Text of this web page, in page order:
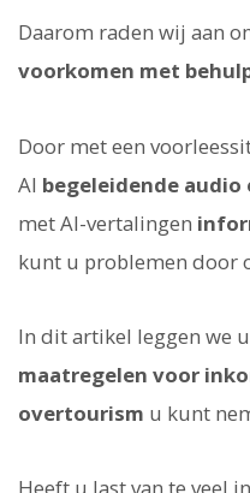
Daarom raden wij aan
voorkomen met
Door met een
AI begeleidende audio
met AI-vertalingen
kunt u problemen door
In dit artikel leggen we
maatregelen voor
overtourism u kunt